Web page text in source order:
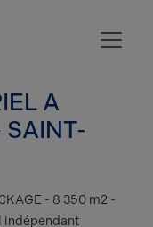
A
- 8 350 m2 -
indépendant